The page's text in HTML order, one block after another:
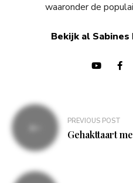
waaronder de
Bekijk al
Bericht
navigatie
PREVIOUS POST
Gehakttaart